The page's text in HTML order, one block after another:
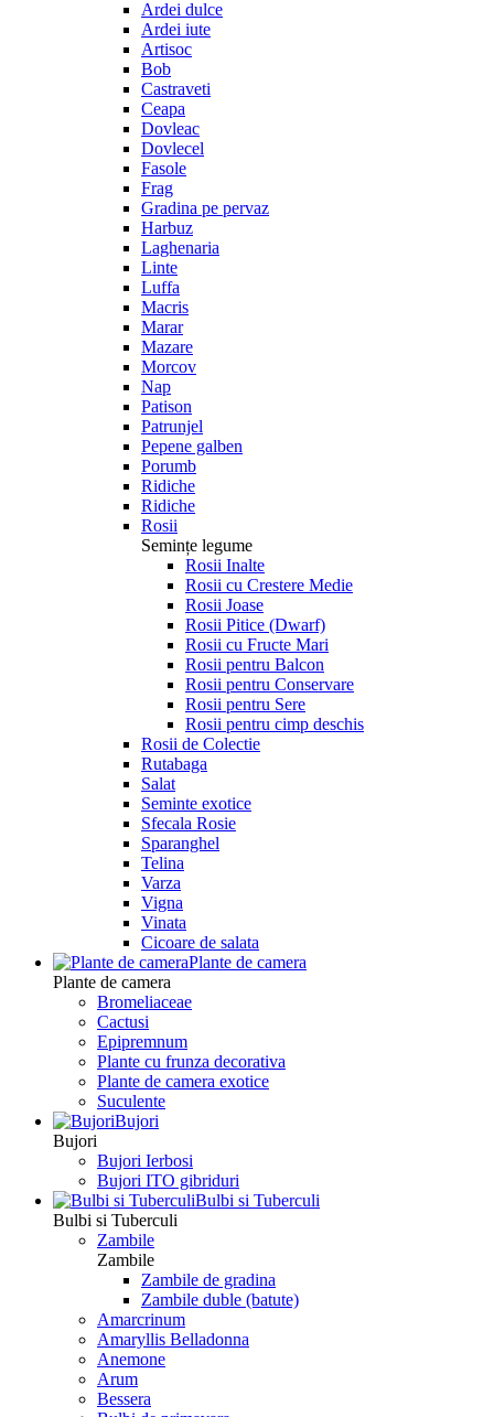
Ardei dulce
Ardei iute
Artisoc
Bob
Castraveti
Ceapa
Dovleac
Dovlecel
Fasole
Frag
Gradina pe pervaz
Harbuz
Laghenaria
Linte
Luffa
Macris
Marar
Mazare
Morcov
Nap
Patison
Patrunjel
Pepene galben
Porumb
Ridiche
Ridiche
Rosii
Semințe legume
Rosii Inalte
Rosii cu Crestere Medie
Rosii Joase
Rosii Pitice (Dwarf)
Rosii cu Fructe Mari
Rosii pentru Balcon
Rosii pentru Conservare
Rosii pentru Sere
Rosii pentru cimp deschis
Rosii de Colectie
Rutabaga
Salat
Seminte exotice
Sfecala Rosie
Sparanghel
Telina
Varza
Vigna
Vinata
Сicoare de salata
Plante de camera
Plante de camera
Bromeliaceae
Cactusi
Epipremnum
Plante cu frunza decorativa
Plante de camera exotice
Suculente
Bujori
Bujori
Bujori Ierbosi
Bujori ITO gibriduri
Bulbi si Tuberculi
Bulbi si Tuberculi
Zambile
Zambile
Zambile de gradina
Zambile duble (batute)
Amarcrinum
Amaryllis Belladonna
Anemone
Arum
Bessera